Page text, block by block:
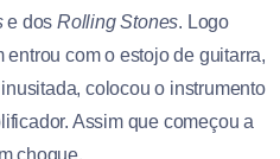
e dosRolling Stones. Logo
com o estojo de guitarra,
colocou o instrumento
Assim que começou a
choque.